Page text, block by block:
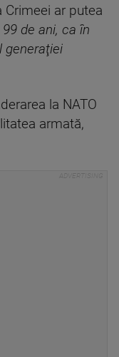
ar putea
de ani, ca în
generaţiei
la NATO
armată,